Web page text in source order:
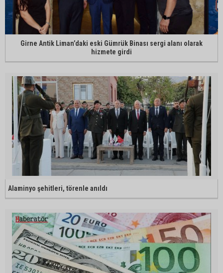
Girne Antik Liman’daki eski Gümrük Binası sergi alanı olarak
hizmete girdi
Alaminyo şehitleri, törenle anıldı